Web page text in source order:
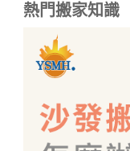
熱門搬家知識